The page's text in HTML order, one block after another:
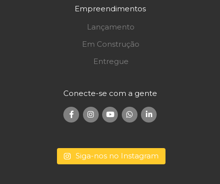
Empreendimentos
Lançamento
Em Construção
Entregue
Conecte-se com a gente
Siga-nos no Instagram